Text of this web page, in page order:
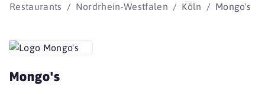
Restaurants Nordrhein-Westfalen Köln Mongo's
Mongo's